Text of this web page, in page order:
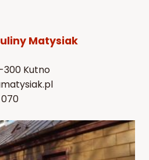
Matysiak
300 Kutno